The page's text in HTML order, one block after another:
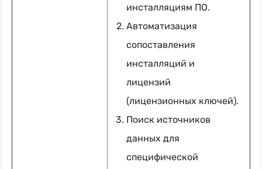
инсталляциям ПО.
Автоматизация
сопоставления
инсталляций и
лицензий
(лицензионных ключей).
Поиск источников
данных для
специфической